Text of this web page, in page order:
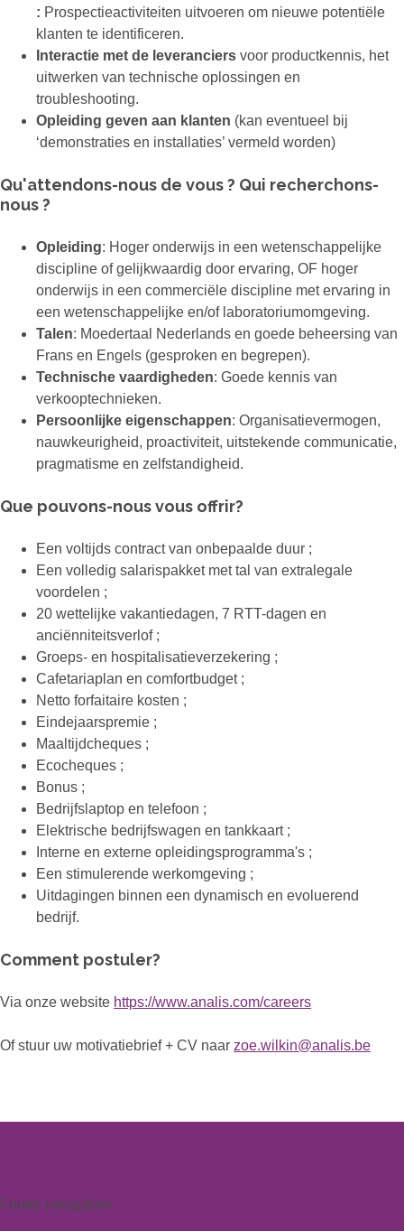
: Prospectieactiviteiten uitvoeren om nieuwe potentiële
klanten te identificeren.
Interactie met de leveranciers voor productkennis, het
uitwerken van technische oplossingen en
troubleshooting.
Opleiding geven aan klanten (kan eventueel bij
‘demonstraties en installaties’ vermeld worden)
Qu'attendons-nous de vous ? Qui recherchons-
nous ?
Opleiding: Hoger onderwijs in een wetenschappelijke
discipline of gelijkwaardig door ervaring, OF hoger
onderwijs in een commerciële discipline met ervaring in
een wetenschappelijke en/of laboratoriumomgeving.
Talen: Moedertaal Nederlands en goede beheersing van
Frans en Engels (gesproken en begrepen).
Technische vaardigheden: Goede kennis van
verkooptechnieken.
Persoonlijke eigenschappen: Organisatievermogen,
nauwkeurigheid, proactiviteit, uitstekende communicatie,
pragmatisme en zelfstandigheid.
Que pouvons-nous vous offrir?
Een voltijds contract van onbepaalde duur ;
Een volledig salarispakket met tal van extralegale
voordelen ;
20 wettelijke vakantiedagen, 7 RTT-dagen en
anciënniteitsverlof ;
Groeps- en hospitalisatieverzekering ;
Cafetariaplan en comfortbudget ;
Netto forfaitaire kosten ;
Eindejaarspremie ;
Maaltijdcheques ;
Ecocheques ;
Bonus ;
Bedrijfslaptop en telefoon ;
Elektrische bedrijfswagen en tankkaart ;
Interne en externe opleidingsprogramma's ;
Een stimulerende werkomgeving ;
Uitdagingen binnen een dynamisch en evoluerend
bedrijf.
Comment postuler?
Via onze website https://www.analis.com/careers
Of stuur uw motivatiebrief + CV naar zoe.wilkin@analis.be
Footer navigation